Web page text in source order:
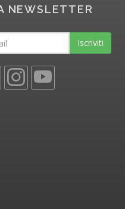
NEWSLETTER
Iscriviti